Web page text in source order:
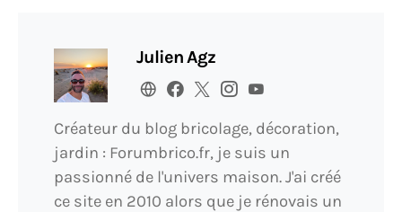
Julien Agz
Créateur du blog bricolage, décoration,
jardin : Forumbrico.fr, je suis un
passionné de l'univers maison. J'ai créé
ce site en 2010 alors que je rénovais un